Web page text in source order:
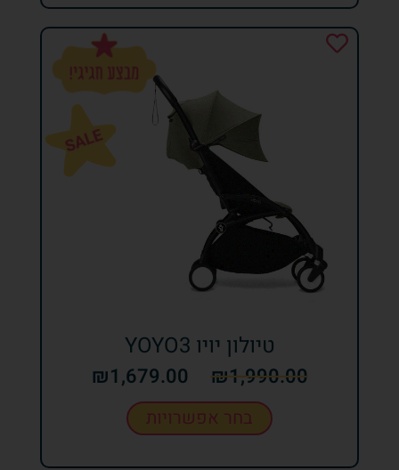
טיולון יויו YOYO3
₪1,990.00
₪1,679.00
בחר אפשרויות